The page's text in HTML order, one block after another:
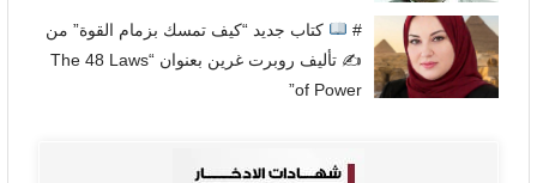
#
كتاب جديد “كيف تمسك بزمام القوة” من
✍
تأليف روبرت غرين بعنوان “The 48 Laws
of Power”